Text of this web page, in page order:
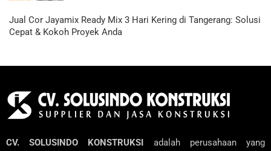
Jual Cor Jayamix Ready Mix 3 Hari Kering di Tangerang: Solusi
Cepat & Kokoh Proyek Anda
CV. SOLUSINDO KONSTRUKSI adalah perusahaan yang